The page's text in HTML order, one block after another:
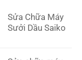
Sửa Chữa Máy
Sưởi Dầu Saiko